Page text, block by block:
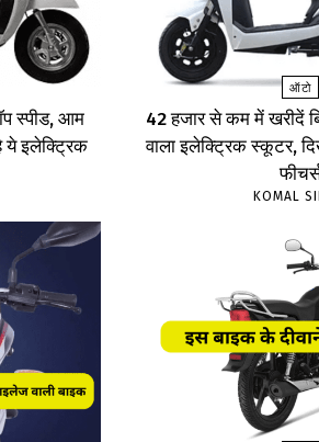
स्पीड, आम
इलेक्ट्रिक
ऑटो
₹42 हजार से कम में खरीदें
वाला इलेक्ट्रिक स्कूटर,
KOMAL